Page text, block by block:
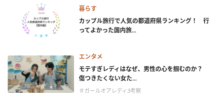
暮らす
カップル旅行で人気の都道府県ランキング！ 行
ってよかった国内旅...
エンタメ
モテすぎレディはなぜ、男性の心を掴むのか？
傷つきたくない女た...
＃ガールオアレディ3考察